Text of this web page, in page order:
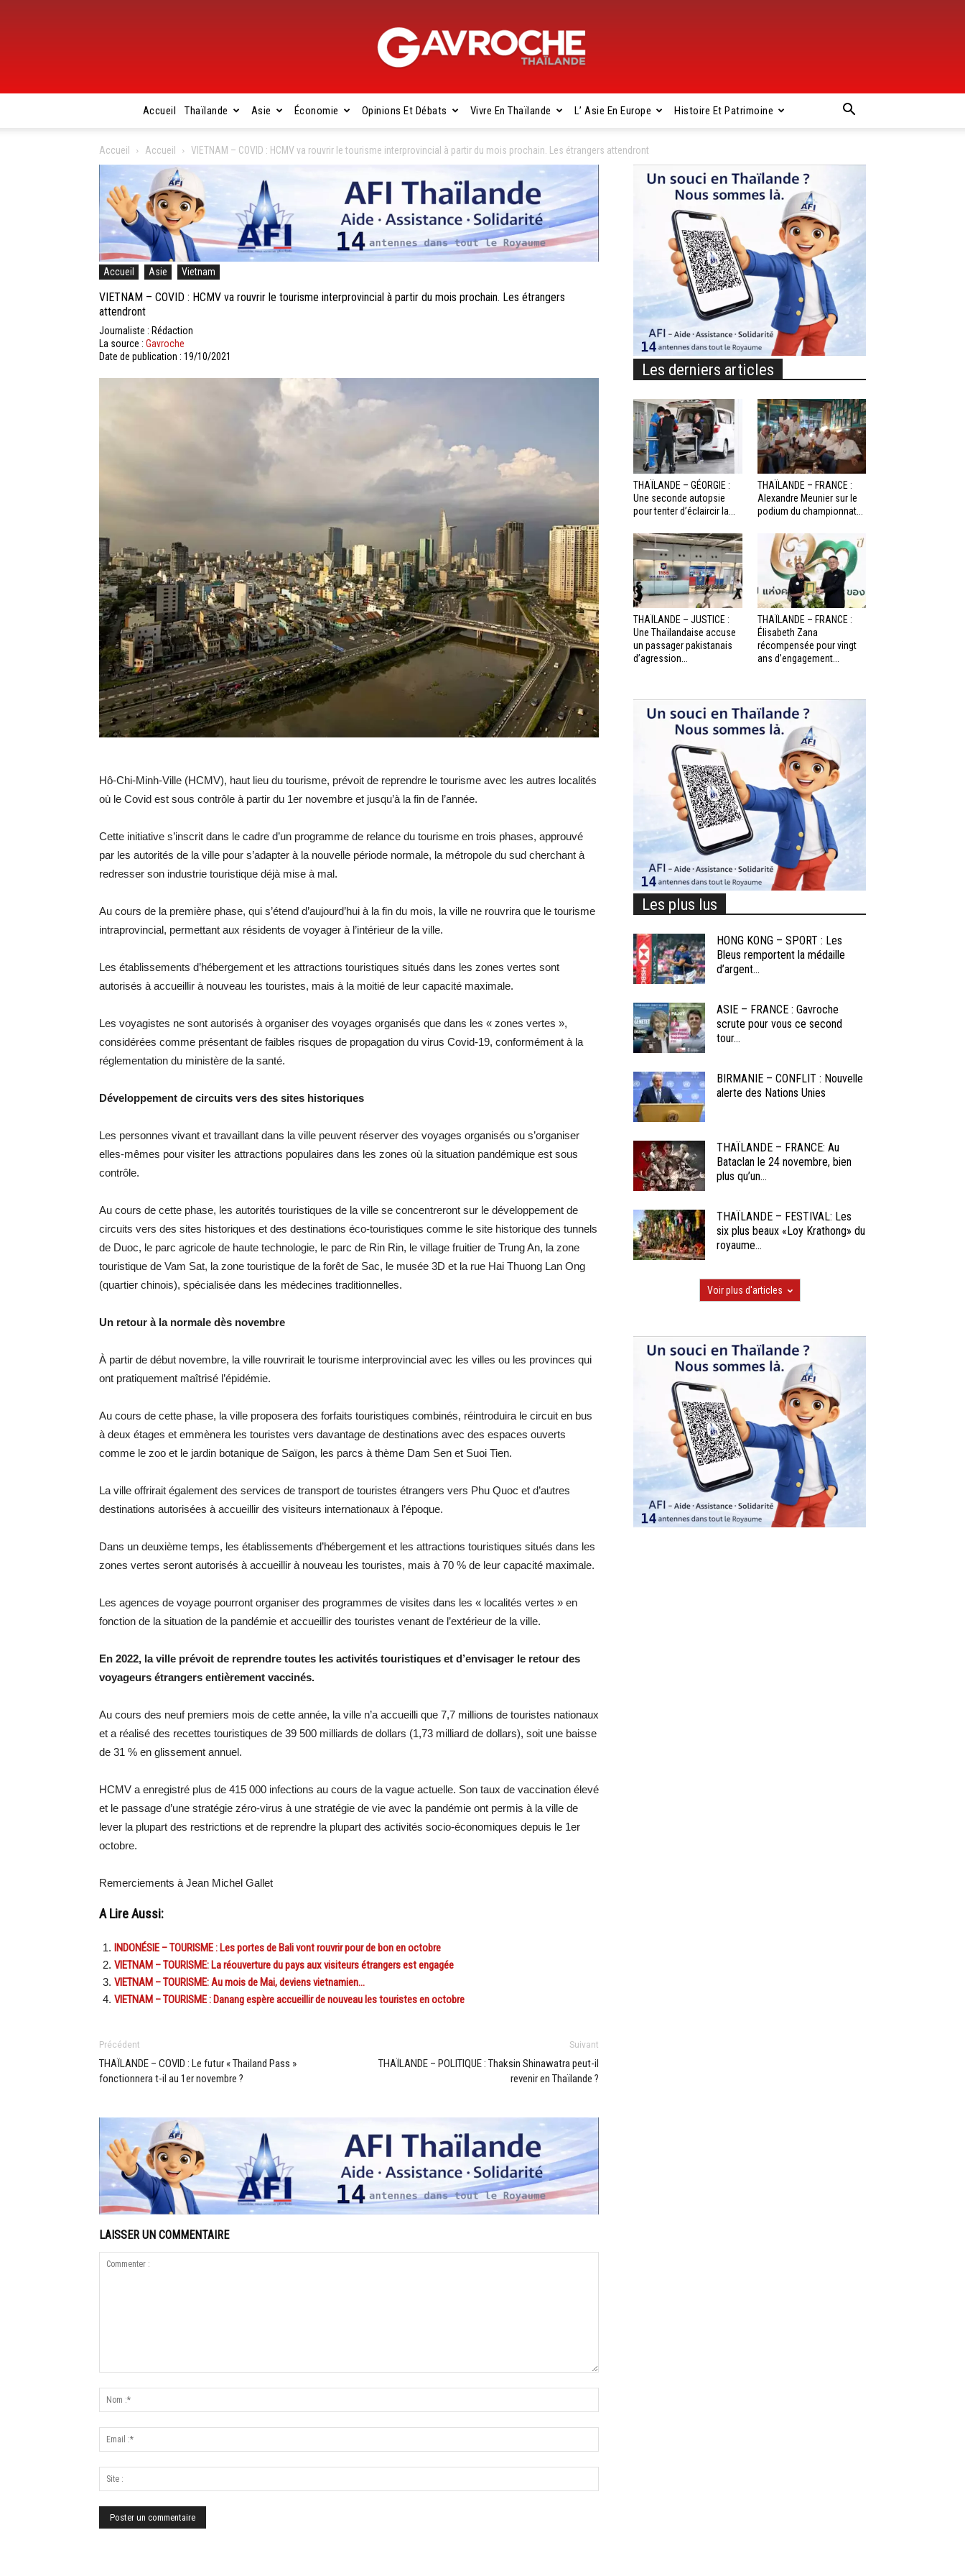
Gavroche
Thaïlande
Accueil Thaïlande Asie Économie Opinions Et Débats Vivre En Thaïlande L’ Asie En Europe Histoire Et Patrimoine
Accueil Accueil VIETNAM – COVID : HCMV va rouvrir le tourisme interprovincial à partir du mois prochain. Les étrangers attendront
Accueil Asie Vietnam
VIETNAM – COVID : HCMV va rouvrir le tourisme interprovincial à partir du mois prochain. Les étrangers
attendront
Journaliste : Rédaction
La source : Gavroche
Date de publication : 19/10/2021
Hô-Chi-Minh-Ville (HCMV), haut lieu du tourisme, prévoit de reprendre le tourisme avec les autres localités
où le Covid est sous contrôle à partir du 1er novembre et jusqu’à la fin de l’année.
Cette initiative s’inscrit dans le cadre d’un programme de relance du tourisme en trois phases, approuvé
par les autorités de la ville pour s’adapter à la nouvelle période normale, la métropole du sud cherchant à
redresser son industrie touristique déjà mise à mal.
Au cours de la première phase, qui s’étend d’aujourd’hui à la fin du mois, la ville ne rouvrira que le tourisme
intraprovincial, permettant aux résidents de voyager à l’intérieur de la ville.
Les établissements d’hébergement et les attractions touristiques situés dans les zones vertes sont
autorisés à accueillir à nouveau les touristes, mais à la moitié de leur capacité maximale.
Les voyagistes ne sont autorisés à organiser des voyages organisés que dans les « zones vertes »,
considérées comme présentant de faibles risques de propagation du virus Covid-19, conformément à la
réglementation du ministère de la santé.
Développement de circuits vers des sites historiques
Les personnes vivant et travaillant dans la ville peuvent réserver des voyages organisés ou s’organiser
elles-mêmes pour visiter les attractions populaires dans les zones où la situation pandémique est sous
contrôle.
Au cours de cette phase, les autorités touristiques de la ville se concentreront sur le développement de
circuits vers des sites historiques et des destinations éco-touristiques comme le site historique des tunnels
de Duoc, le parc agricole de haute technologie, le parc de Rin Rin, le village fruitier de Trung An, la zone
touristique de Vam Sat, la zone touristique de la forêt de Sac, le musée 3D et la rue Hai Thuong Lan Ong
(quartier chinois), spécialisée dans les médecines traditionnelles.
Un retour à la normale dès novembre
À partir de début novembre, la ville rouvrirait le tourisme interprovincial avec les villes ou les provinces qui
ont pratiquement maîtrisé l’épidémie.
Au cours de cette phase, la ville proposera des forfaits touristiques combinés, réintroduira le circuit en bus
à deux étages et emmènera les touristes vers davantage de destinations avec des espaces ouverts
comme le zoo et le jardin botanique de Saïgon, les parcs à thème Dam Sen et Suoi Tien.
La ville offrirait également des services de transport de touristes étrangers vers Phu Quoc et d’autres
destinations autorisées à accueillir des visiteurs internationaux à l’époque.
Dans un deuxième temps, les établissements d’hébergement et les attractions touristiques situés dans les
zones vertes seront autorisés à accueillir à nouveau les touristes, mais à 70 % de leur capacité maximale.
Les agences de voyage pourront organiser des programmes de visites dans les « localités vertes » en
fonction de la situation de la pandémie et accueillir des touristes venant de l’extérieur de la ville.
En 2022, la ville prévoit de reprendre toutes les activités touristiques et d’envisager le retour des
voyageurs étrangers entièrement vaccinés.
Au cours des neuf premiers mois de cette année, la ville n’a accueilli que 7,7 millions de touristes nationaux
et a réalisé des recettes touristiques de 39 500 milliards de dollars (1,73 milliard de dollars), soit une baisse
de 31 % en glissement annuel.
HCMV a enregistré plus de 415 000 infections au cours de la vague actuelle. Son taux de vaccination élevé
et le passage d’une stratégie zéro-virus à une stratégie de vie avec la pandémie ont permis à la ville de
lever la plupart des restrictions et de reprendre la plupart des activités socio-économiques depuis le 1er
octobre.
Remerciements à Jean Michel Gallet
A Lire Aussi:
INDONÉSIE – TOURISME : Les portes de Bali vont rouvrir pour de bon en octobre
VIETNAM – TOURISME: La réouverture du pays aux visiteurs étrangers est engagée
VIETNAM – TOURISME: Au mois de Mai, deviens vietnamien…
VIETNAM – TOURISME : Danang espère accueillir de nouveau les touristes en octobre
Précédent
THAÏLANDE – COVID : Le futur « Thailand Pass »
fonctionnera t-il au 1er novembre ?
Suivant
THAÏLANDE – POLITIQUE : Thaksin Shinawatra peut-il
revenir en Thaïlande ?
LAISSER UN COMMENTAIRE
Les derniers articles
THAÏLANDE – GÉORGIE :
Une seconde autopsie
pour tenter d’éclaircir la...
THAÏLANDE – FRANCE :
Alexandre Meunier sur le
podium du championnat...
THAÏLANDE – JUSTICE :
Une Thaïlandaise accuse
un passager pakistanais
d’agression...
THAÏLANDE – FRANCE :
Élisabeth Zana
récompensée pour vingt
ans d’engagement...
Les plus lus
HONG KONG – SPORT : Les
Bleus remportent la médaille
d’argent...
ASIE – FRANCE : Gavroche
scrute pour vous ce second
tour...
BIRMANIE – CONFLIT : Nouvelle
alerte des Nations Unies
THAÏLANDE – FRANCE: Au
Bataclan le 24 novembre, bien
plus qu’un...
THAÏLANDE – FESTIVAL: Les
six plus beaux «Loy Krathong» du
royaume...
Voir plus d'articles